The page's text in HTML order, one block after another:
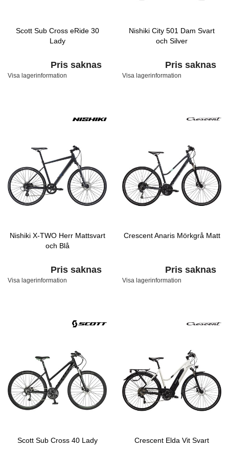
Scott Sub Cross eRide 30
Lady
Pris saknas
Visa lagerinformation
Nishiki City 501 Dam Svart
och Silver
Pris saknas
Visa lagerinformation
Nishiki X-TWO Herr Mattsvart
och Blå
Pris saknas
Visa lagerinformation
Crescent Anaris Mörkgrå Matt
Pris saknas
Visa lagerinformation
Scott Sub Cross 40 Lady Crescent Elda Vit Svart